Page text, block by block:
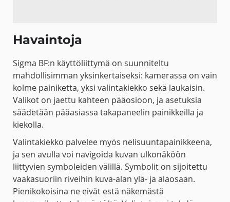
Havaintoja
Sigma BF:n käyttöliittymä on suunniteltu
mahdollisimman yksinkertaiseksi: kamerassa on vain
kolme painiketta, yksi valintakiekko sekä laukaisin.
Valikot on jaettu kahteen pääosioon, ja asetuksia
säädetään pääasiassa takapaneelin painikkeilla ja
kiekolla.
Valintakiekko palvelee myös nelisuuntapainikkeena,
ja sen avulla voi navigoida kuvan ulkonäköön
liittyvien symboleiden välillä. Symbolit on sijoitettu
vaakasuoriin riveihin kuva-alan ylä- ja alaosaan.
Pienikokoisina ne eivät estä näkemästä